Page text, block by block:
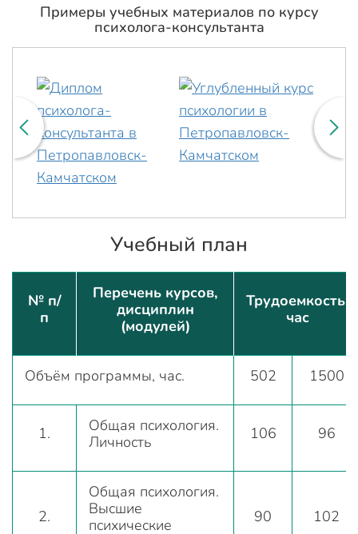
Примеры учебных материалов по курсу
психолога-консультанта
Учебный план
№ п/
п
Перечень курсов,
дисциплин
(модулей)
Трудоемкость,
час
Объём программы, час. 502 1500
1.
Общая психология.
Личность
106 96
2.
Общая психология.
Высшие
психические
90 102